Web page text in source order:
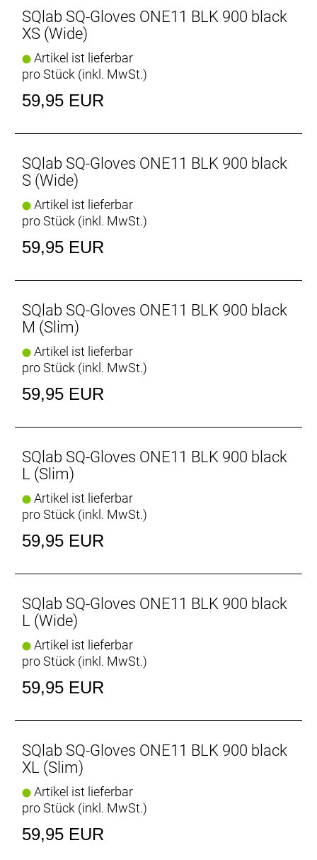
SQlab SQ-Gloves ONE11 BLK 900 black
XS (Wide)
Artikel ist lieferbar
pro Stück (inkl. MwSt.)
59,95 EUR
SQlab SQ-Gloves ONE11 BLK 900 black
S (Wide)
Artikel ist lieferbar
pro Stück (inkl. MwSt.)
59,95 EUR
SQlab SQ-Gloves ONE11 BLK 900 black
M (Slim)
Artikel ist lieferbar
pro Stück (inkl. MwSt.)
59,95 EUR
SQlab SQ-Gloves ONE11 BLK 900 black
L (Slim)
Artikel ist lieferbar
pro Stück (inkl. MwSt.)
59,95 EUR
SQlab SQ-Gloves ONE11 BLK 900 black
L (Wide)
Artikel ist lieferbar
pro Stück (inkl. MwSt.)
59,95 EUR
SQlab SQ-Gloves ONE11 BLK 900 black
XL (Slim)
Artikel ist lieferbar
pro Stück (inkl. MwSt.)
59,95 EUR